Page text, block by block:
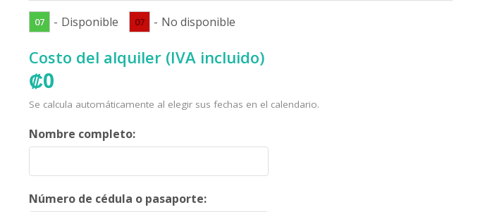
07 - Disponible 07 - No disponible
Costo del alquiler (IVA incluido)
₡0
Se calcula automáticamente al elegir sus fechas en el calendario.
Nombre completo:
Número de cédula o pasaporte: